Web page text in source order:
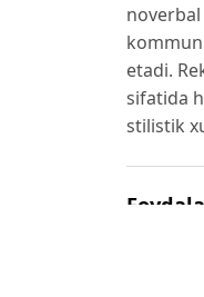
etadi.
sifatida
stilistik